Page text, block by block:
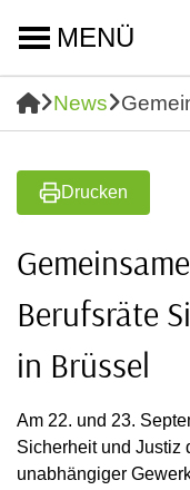
MENÜ
News
Drucken
Berufsräte
in Brüssel
Am 22. und 23.
Sicherheit und Justiz
unabhängiger